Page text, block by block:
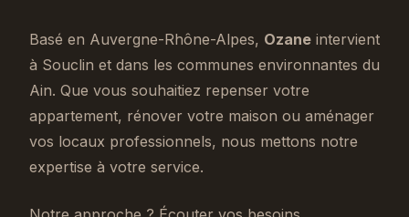
Basé en Auvergne-Rhône-Alpes, Ozane intervient
à Souclin et dans les communes environnantes du
Ain. Que vous souhaitiez repenser votre
appartement, rénover votre maison ou aménager
vos locaux professionnels, nous mettons notre
expertise à votre service.